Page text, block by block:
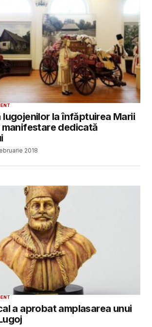
lugojenilor la înfăptuirea Marii
manifestare dedicată
2018
a aprobat amplasarea unui